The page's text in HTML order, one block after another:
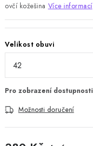
ovčí kožešina Více informací
Velikost obuvi
Možnosti doručení